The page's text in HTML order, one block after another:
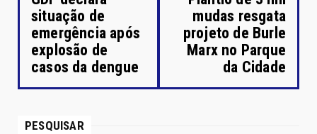
situação de
emergência após
explosão de
casos da dengue
mudas resgata
projeto de Burle
Marx no Parque
da Cidade
PESQUISAR